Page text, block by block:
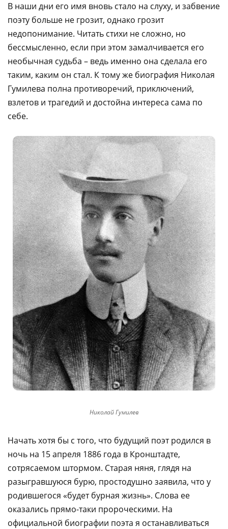
В наши дни его имя вновь стало на слуху, и забвение
поэту больше не грозит, однако грозит
недопонимание. Читать стихи не сложно, но
бессмысленно, если при этом замалчивается его
необычная судьба – ведь именно она сделала его
таким, каким он стал. К тому же биография Николая
Гумилева полна противоречий, приключений,
взлетов и трагедий и достойна интереса сама по
себе.
Николай Гумилев
Начать хотя бы с того, что будущий поэт родился в
ночь на 15 апреля 1886 года в Кронштадте,
сотрясаемом штормом. Старая няня, глядя на
разыгравшуюся бурю, простодушно заявила, что у
родившегося «будет бурная жизнь». Слова ее
оказались прямо-таки пророческими. На
официальной биографии поэта я останавливаться